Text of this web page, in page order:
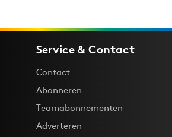
Service & Contact
Contact
Abonneren
Teamabonnementen
Adverteren